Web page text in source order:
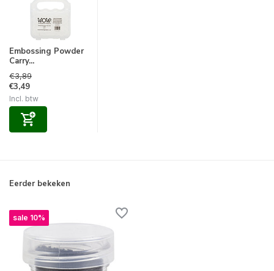
Embossing Powder
Carry...
€3,89
€3,49
Incl. btw
Eerder bekeken
sale 10%